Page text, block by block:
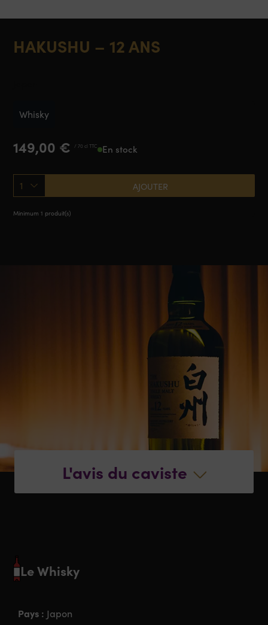
HAKUSHU – 12 ANS
149,00 € / 70 cl TTC En stock
1 AJOUTER
Minimum 1 produit(s)
Whisky
L'avis du caviste
Le Whisky
Pays : Japon